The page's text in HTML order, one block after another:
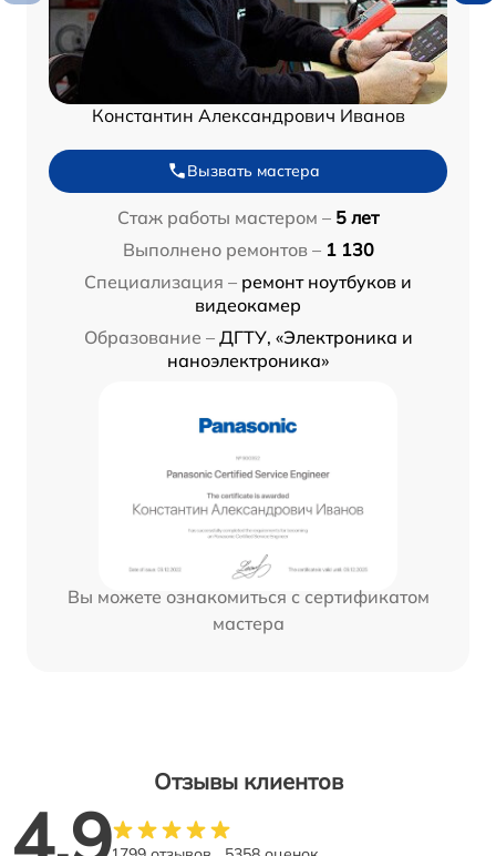
Константин Александрович Иванов
Вызвать мастера
Стаж работы мастером – 5 лет
Выполнено ремонтов – 1 130
Специализация – ремонт ноутбуков и
видеокамер
Образование – ДГТУ, «Электроника и
наноэлектроника»
Вы можете ознакомиться с сертификатом
мастера
Отзывы клиентов
4.9